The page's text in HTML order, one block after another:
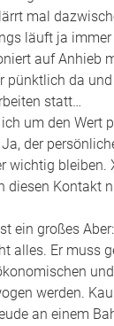
mal
läuft ja
auf Anhieb
pünktlich da
statt…
um den Wert
der
wichtig bleiben.
diesen Kontakt
ein großes
alles. Er muss
werden.
an einem